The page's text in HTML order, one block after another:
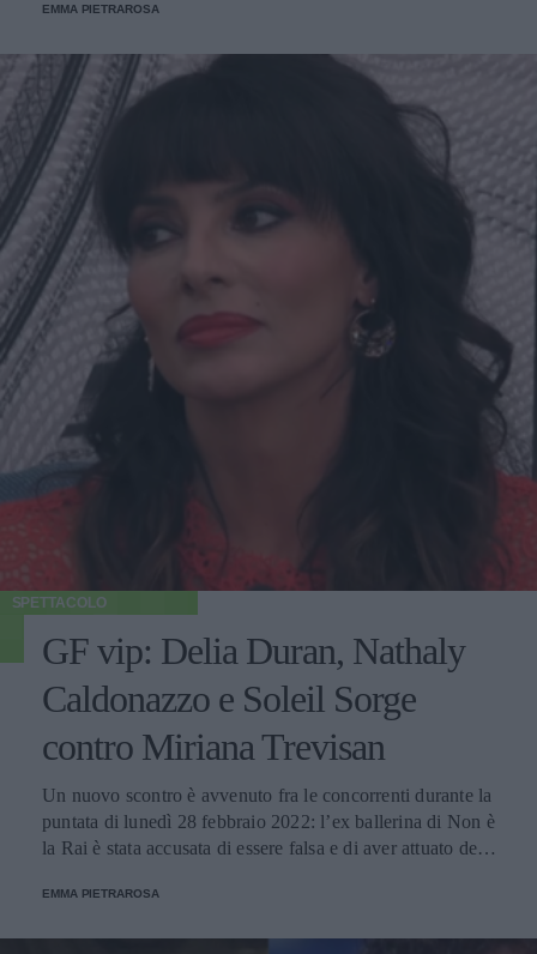
parlare nella diretta del 28 febbraio.
EMMA PIETRAROSA
SPETTACOLO
GF vip: Delia Duran, Nathaly
Caldonazzo e Soleil Sorge
contro Miriana Trevisan
Un nuovo scontro è avvenuto fra le concorrenti durante la
puntata di lunedì 28 febbraio 2022: l’ex ballerina di Non è
la Rai è stata accusata di essere falsa e di aver attuato delle
di cuore”.
EMMA PIETRAROSA